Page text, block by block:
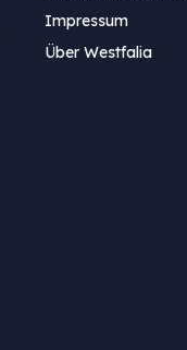
Impressum
Über Westfalia